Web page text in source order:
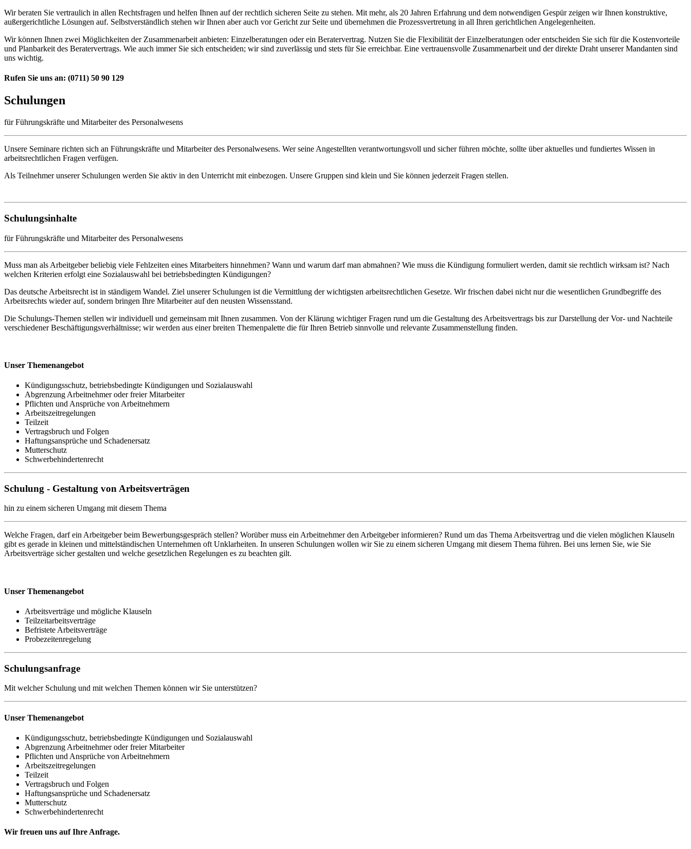
Wir beraten Sie vertraulich in allen Rechtsfragen und helfen Ihnen auf der rechtlich sicheren Seite zu stehen. Mit mehr, als 20 Jahren Erfahrung und dem notwendigen Gespür zeigen wir Ihnen konstruktive,
außergerichtliche Lösungen auf. Selbstverständlich stehen wir Ihnen aber auch vor Gericht zur Seite und übernehmen die Prozessvertretung in all Ihren gerichtlichen Angelegenheiten.
Wir können Ihnen zwei Möglichkeiten der Zusammenarbeit anbieten: Einzelberatungen oder ein Beratervertrag. Nutzen Sie die Flexibilität der Einzelberatungen oder entscheiden Sie sich für die Kostenvorteile
und Planbarkeit des Beratervertrags. Wie auch immer Sie sich entscheiden; wir sind zuverlässig und stets für Sie erreichbar. Eine vertrauensvolle Zusammenarbeit und der direkte Draht unserer Mandanten sind
uns wichtig.
Rufen Sie uns an: (0711) 50 90 129
Schulungen
für Führungskräfte und Mitarbeiter des Personalwesens
Unsere Seminare richten sich an Führungskräfte und Mitarbeiter des Personalwesens. Wer seine Angestellten verantwortungsvoll und sicher führen möchte, sollte über aktuelles und fundiertes Wissen in
arbeitsrechtlichen Fragen verfügen.
Als Teilnehmer unserer Schulungen werden Sie aktiv in den Unterricht mit einbezogen. Unsere Gruppen sind klein und Sie können jederzeit Fragen stellen.
Schulungsinhalte
für Führungskräfte und Mitarbeiter des Personalwesens
Muss man als Arbeitgeber beliebig viele Fehlzeiten eines Mitarbeiters hinnehmen? Wann und warum darf man abmahnen? Wie muss die Kündigung formuliert werden, damit sie rechtlich wirksam ist? Nach
welchen Kriterien erfolgt eine Sozialauswahl bei betriebsbedingten Kündigungen?
Das deutsche Arbeitsrecht ist in ständigem Wandel. Ziel unserer Schulungen ist die Vermittlung der wichtigsten arbeitsrechtlichen Gesetze. Wir frischen dabei nicht nur die wesentlichen Grundbegriffe des
Arbeitsrechts wieder auf, sondern bringen Ihre Mitarbeiter auf den neusten Wissensstand.
Die Schulungs-Themen stellen wir individuell und gemeinsam mit Ihnen zusammen. Von der Klärung wichtiger Fragen rund um die Gestaltung des Arbeitsvertrags bis zur Darstellung der Vor- und Nachteile
verschiedener Beschäftigungsverhältnisse; wir werden aus einer breiten Themenpalette die für Ihren Betrieb sinnvolle und relevante Zusammenstellung finden.
Unser Themenangebot
Kündigungsschutz, betriebsbedingte Kündigungen und Sozialauswahl
Abgrenzung Arbeitnehmer oder freier Mitarbeiter
Pflichten und Ansprüche von Arbeitnehmern
Arbeitszeitregelungen
Teilzeit
Vertragsbruch und Folgen
Haftungsansprüche und Schadenersatz
Mutterschutz
Schwerbehindertenrecht
Schulung - Gestaltung von Arbeitsverträgen
hin zu einem sicheren Umgang mit diesem Thema
Welche Fragen, darf ein Arbeitgeber beim Bewerbungsgespräch stellen? Worüber muss ein Arbeitnehmer den Arbeitgeber informieren? Rund um das Thema Arbeitsvertrag und die vielen möglichen Klauseln
gibt es gerade in kleinen und mittelständischen Unternehmen oft Unklarheiten. In unseren Schulungen wollen wir Sie zu einem sicheren Umgang mit diesem Thema führen. Bei uns lernen Sie, wie Sie
Arbeitsverträge sicher gestalten und welche gesetzlichen Regelungen es zu beachten gilt.
Unser Themenangebot
Arbeitsverträge und mögliche Klauseln
Teilzeitarbeitsverträge
Befristete Arbeitsverträge
Probezeitenregelung
Schulungsanfrage
Mit welcher Schulung und mit welchen Themen können wir Sie unterstützen?
Unser Themenangebot
Kündigungsschutz, betriebsbedingte Kündigungen und Sozialauswahl
Abgrenzung Arbeitnehmer oder freier Mitarbeiter
Pflichten und Ansprüche von Arbeitnehmern
Arbeitszeitregelungen
Teilzeit
Vertragsbruch und Folgen
Haftungsansprüche und Schadenersatz
Mutterschutz
Schwerbehindertenrecht
Wir freuen uns auf Ihre Anfrage.